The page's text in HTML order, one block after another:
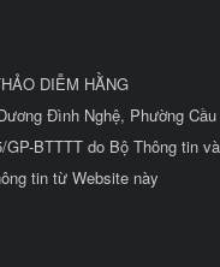
DIỄM HẰNG
Đình Nghệ, Phường
BTTTT do Bộ Thông tin
tin từ Website này